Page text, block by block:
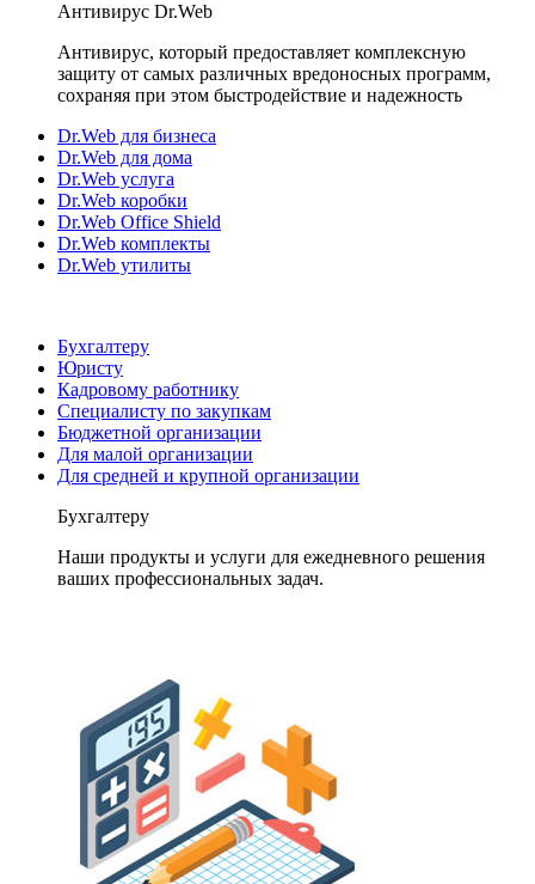
Антивирус Dr.Web
Антивирус, который предоставляет комплексную
защиту от самых различных вредоносных программ,
сохраняя при этом быстродействие и надежность
Dr.Web для бизнеса
Dr.Web для дома
Dr.Web услуга
Dr.Web коробки
Dr.Web Office Shield
Dr.Web комплекты
Dr.Web утилиты
Бухгалтеру
Юристу
Кадровому работнику
Специалисту по закупкам
Бюджетной организации
Для малой организации
Для средней и крупной организации
Бухгалтеру
Наши продукты и услуги для ежедневного решения
ваших профессиональных задач.